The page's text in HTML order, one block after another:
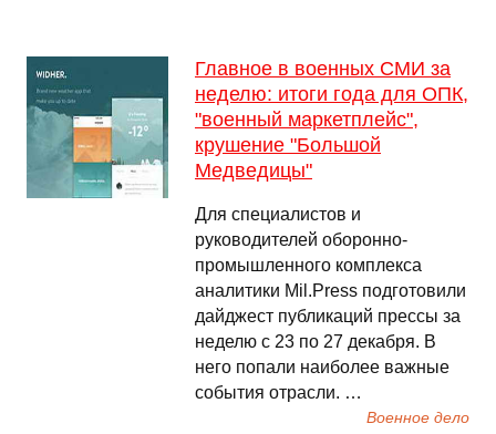
Главное в военных СМИ за
неделю: итоги года для ОПК,
"военный маркетплейс",
крушение "Большой
Медведицы"
Для специалистов и
руководителей оборонно-
промышленного комплекса
аналитики Mil.Press подготовили
дайджест публикаций прессы за
неделю с 23 по 27 декабря. В
него попали наиболее важные
события отрасли. …
Военное дело